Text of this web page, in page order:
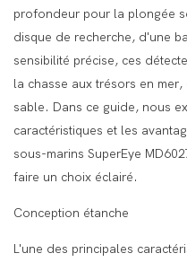
profondeur pour la plongée
disque de recherche, d'une
sensibilité précise, ces
la chasse aux trésors en
sable. Dans ce guide, nous
caractéristiques et les
sous-marins SuperEye
faire un choix éclairé.
Conception étanche
L'une des principales